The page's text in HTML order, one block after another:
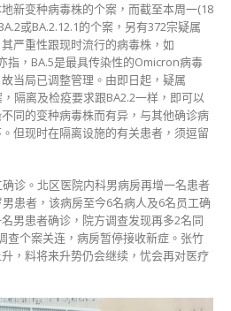
新变种病毒株的个案，而截至本周一(18
或BA.2.12.1的个案，另有372宗疑属
严重性跟现时流行的病毒株，如
指，BA.5是最具传染性的Omicron病毒
当局已调整管理。由即日起，疑属
隔离及检疫要求跟BA2.2一样，即可以
同的变种病毒株而有异，与其他确诊病
但现时在隔离设施的有关患者，须逗留
诊。北区医院内科男病房再增一名患者
患者，该病房至今6名病人及6名员工确
男患者确诊，院方调查发现再多2名同
查个案关连，病房暂停接收新症。张竹
，料将来升势仍会继续，忧会再对医疗